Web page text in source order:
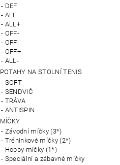
DEF
ALL
ALL+
OFF-
OFF
OFF+
ALL-
POTAHY NA STOLNÍ TENIS
SOFT
SENDVIČ
TRÁVA
ANTISPIN
MÍČKY
Závodní míčky (3*)
Tréninkové míčky (2*)
Hobby míčky (1*)
Speciální a zábavné míčky